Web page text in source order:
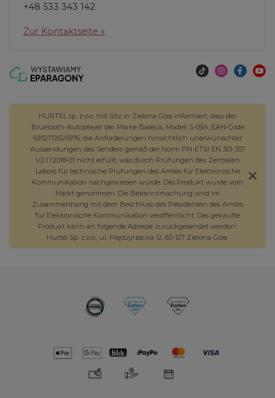
+48 533 343 142
Zur Kontaktseite »
HURTEL sp. z o.o. mit Sitz in Zielona Góra informiert, dass der
Bluetooth-Autoplayer der Marke Baseus, Modell S-09A, EAN-Code
6932172626976, die Anforderungen hinsichtlich unerwünschter
Aussendungen des Senders gemäß der Norm PN-ETSI EN 301 357
V2.1.1:2018-01 nicht erfüllt, was durch Prüfungen des Zentralen
Labors für technische Prüfungen des Amtes für Elektronische
Kommunikation nachgewiesen wurde. Das Produkt wurde vom
Markt genommen. Die Bekanntmachung wird im
Zusammenhang mit dem Beschluss des Präsidenten des Amtes
für Elektronische Kommunikation veröffentlicht. Das gekaufte
Produkt kann an folgende Adresse zurückgesendet werden:
Hurtel Sp. z o.o., ul. Międzyrzecka 12, 65-127 Zielona Góra.